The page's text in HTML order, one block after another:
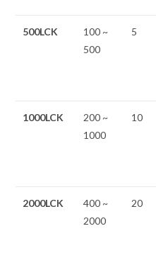
500LCK
100 ~
500
5
1000LCK
200 ~
1000
10
2000LCK
400 ~
2000
20